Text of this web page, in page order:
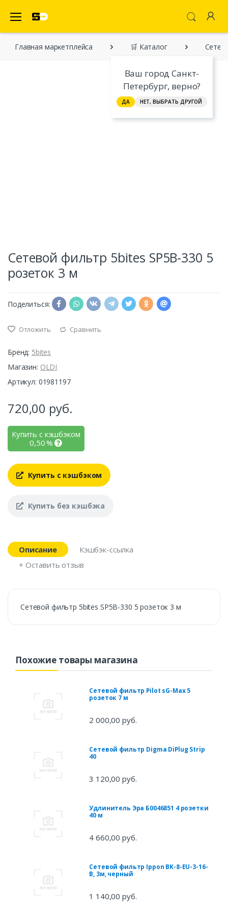
Ваш город Санкт-
Петербург, верно?
ДА НЕТ, ВЫБРАТЬ ДРУГОЙ
Главная марĸетплейса 🛒 Каталог
Сетевой фильтр 5bites SP5B-330 5
розеток 3 м
Поделиться:
Отложить Сравнить
Бренд: 5bites
Магазин: OLDI
Артикул: 01981197
720,00 руб.
Купить с кэшбэком
0,50%
Купить с кэшбэком
Купить без кэшбэка
Описание
Кэшбэк-ссылка
+ Оставить отзыв
Сетевой фильтр 5bites SP5B-330 5 розеток 3 м
Похожие товары магазина
Сетевой фильтр Pilot sG-Max 5
розеток 7 м
2 000,00 руб.
Сетевой фильтр Digma DiPlug Strip
40
3 120,00 руб.
Удлинитель Эра Б0046851 4 розетки
40 м
4 660,00 руб.
Сетевой фильтр Ippon BK-8-EU-3-16-
B, 3м, черный
1 140,00 руб.